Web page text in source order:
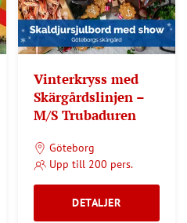
Vinterkryss med
Skärgårdslinjen –
M/S Trubaduren
Göteborg
Upp till 200 pers.
DETALJER